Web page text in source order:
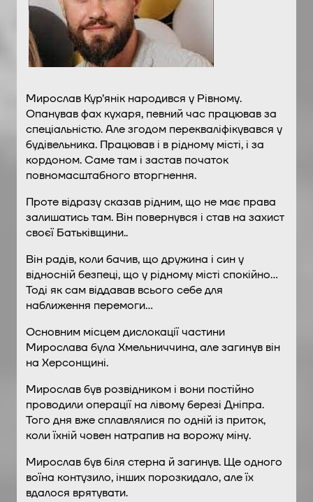
Мирослав Кур’янік народився у Рівному.
Опанував фах кухаря, певний час працював за
спеціальністю. Але згодом перекваліфікувався у
будівельника. Працював і в рідному місті, і за
кордоном. Саме там і застав початок
повномасштабного вторгнення.
Проте відразу сказав рідним, що не має права
залишатись там. Він повернувся і став на захист
своєї Батьківщини..
Він радів, коли бачив, що дружина і син у
відносній безпеці, що у рідному місті спокійно…
Тоді як сам віддавав всього себе для
наближення перемоги…
Основним місцем дислокації частини
Мирослава була Хмельниччина, але загинув він
на Херсонщині.
Мирослав був розвідником і вони постійно
проводили операції на лівому березі Дніпра.
Того дня вже сплавлялися по одній із приток,
коли їхній човен натрапив на ворожу міну.
Мирослав був біля стерна й загинув. Ще одного
воїна контузило, інших порозкидало, але їх
вдалося врятувати.